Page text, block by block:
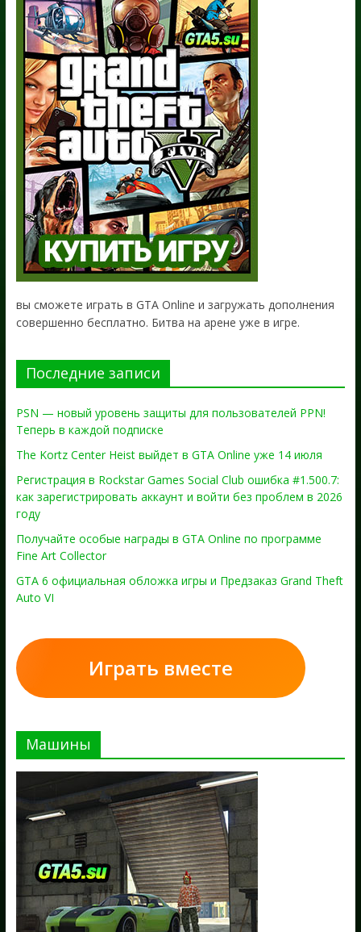
вы сможете играть в GTA Online и загружать дополнения
совершенно бесплатно. Битва на арене уже в игре.
Последние записи
PSN — новый уровень защиты для пользователей PPN!
Теперь в каждой подписке
The Kortz Center Heist выйдет в GTA Online уже 14 июля
Регистрация в Rockstar Games Social Club ошибка #1.500.7:
как зарегистрировать аккаунт и войти без проблем в 2026
году
Получайте особые награды в GTA Online по программе
Fine Art Collector
GTA 6 официальная обложка игры и Предзаказ Grand Theft
Auto VI
Играть вместе
Машины